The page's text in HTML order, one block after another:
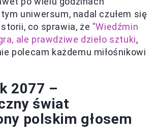
uniwersum, nadal czułem się
co sprawia, że "Wiedźmin
ale prawdziwe dzieło sztuki,
polecam każdemu miłośnikowi
2077 –
świat
polskim głosem